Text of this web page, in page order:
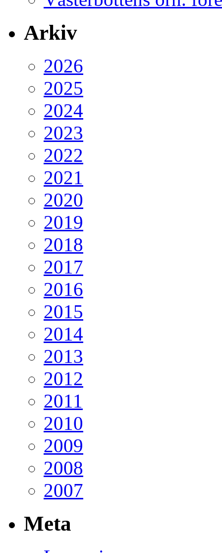
Arkiv
2026
2025
2024
2023
2022
2021
2020
2019
2018
2017
2016
2015
2014
2013
2012
2011
2010
2009
2008
2007
Meta